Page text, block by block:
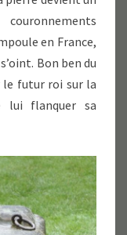
en France,
Bon ben du
futur roi sur la
lui flanquer sa